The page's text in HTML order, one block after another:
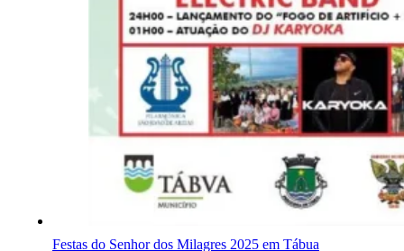
Festas do Senhor dos Milagres 2025 em Tábua